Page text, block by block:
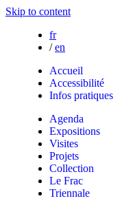
Skip to content
fr
/ en
Accueil
Accessibilité
Infos pratiques
Agenda
Expositions
Visites
Projets
Collection
Le Frac
Triennale